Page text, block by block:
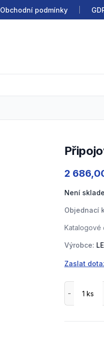
Obchodní podmínky
2
Není
Objednací
Katalogové
Výrobce:
Zaslat